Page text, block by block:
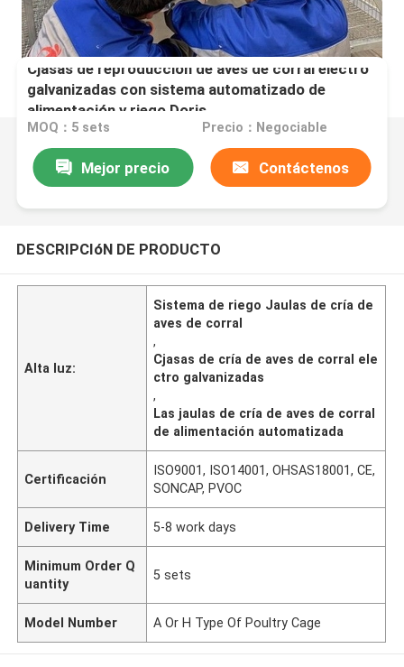
Cjasas de reproducción de aves de corral electro
galvanizadas con sistema automatizado de
alimentación y riego Doris
MOQ：5 sets Precio：Negociable
Mejor precio Contáctenos
DESCRIPCIóN DE PRODUCTO
Alta luz:
Sistema de riego Jaulas de cría de
aves de corral
,
Cjasas de cría de aves de corral ele
ctro galvanizadas
,
Las jaulas de cría de aves de corral
de alimentación automatizada
Certificación
ISO9001, ISO14001, OHSAS18001, CE,
SONCAP, PVOC
Delivery Time 5-8 work days
Minimum Order Q
uantity
5 sets
Model Number A Or H Type Of Poultry Cage